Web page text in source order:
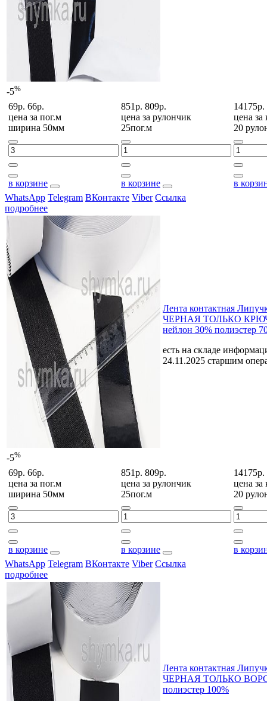
-5%
69р. 66р.
цена за пог.м
ширина 50мм
в корзине
851р. 809р.
цена за рулончик
25пог.м
в корзине
14175р.
цена за
20
в
WhatsApp Telegram ВКонтакте Viber Ссылка
подробнее
-5%
Лента контактная
ЧЕРНАЯ ТОЛЬКО
нейлон 30% полиэстер
есть на складе
24.11.2025 старшим
69р. 66р.
цена за пог.м
ширина 50мм
в корзине
851р. 809р.
цена за рулончик
25пог.м
в корзине
14175р.
цена за
20
в
WhatsApp Telegram ВКонтакте Viber Ссылка
подробнее
Лента контактная
ЧЕРНАЯ ТОЛЬКО ВОРС
полиэстер 100%